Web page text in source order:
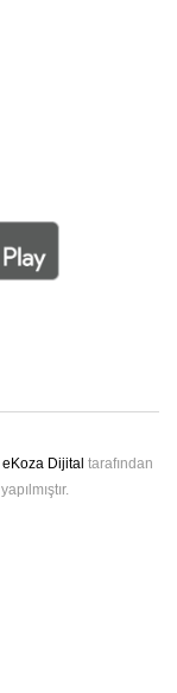
eKoza Dijital tarafından
yapılmıştır.